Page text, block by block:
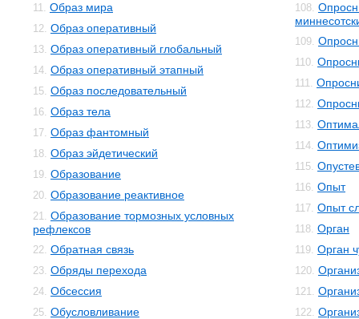
11. Образ мира
12. Образ оперативный
13. Образ оперативный глобальный
14. Образ оперативный этапный
15. Образ последовательный
16. Образ тела
17. Образ фантомный
18. Образ эйдетический
19. Образование
20. Образование реактивное
21. Образование тормозных условных
рефлексов
22. Обратная связь
23. Обряды перехода
24. Обсессия
25. Обусловливание
108.
109.
110.
111.
112.
113.
114.
115.
116. Опыт
117. Опыт
118. Орган
119. Орган
120.
121.
122.